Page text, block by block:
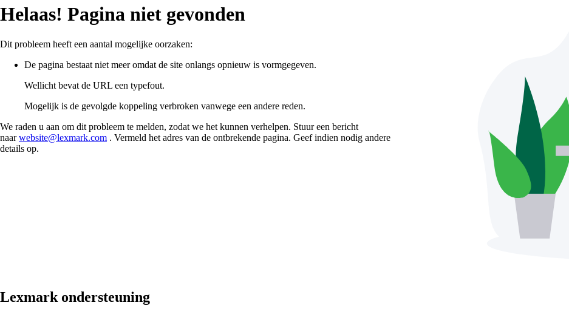
Helaas! Pagina niet gevonden
Dit probleem heeft een aantal mogelijke oorzaken:
De pagina bestaat niet meer omdat de site onlangs opnieuw is vormgegeven.
Wellicht bevat de URL een typefout.
Mogelijk is de gevolgde koppeling verbroken vanwege een andere reden.
We raden u aan om dit probleem te melden, zodat we het kunnen verhelpen. Stuur een bericht
naarwebsite@lexmark.com . Vermeld het adres van de ontbrekende pagina. Geef indien nodig andere
details op.
Lexmark ondersteuning